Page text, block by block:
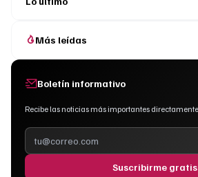
Más leídas
Boletín informativo
Recibe las noticias más importantes directamente
Suscribirme gratis